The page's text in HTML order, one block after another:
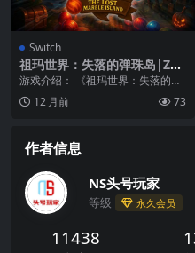
Switch
祖玛世界：失落的弹珠岛|Zu
mba World: The Lost Marbl
e Island中文
游戏介绍： 《祖玛世界：失落的弹
珠岛》冲过岛屿-比赛，爆炸，并收
回丢失的大理石宝...
12 月前 73
作者信息
NS头号玩家
等级 永久会员
11438